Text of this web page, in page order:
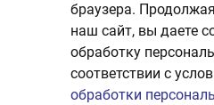
браузера.
наш сайт, вы даете
обработку
соответствии с
обработки